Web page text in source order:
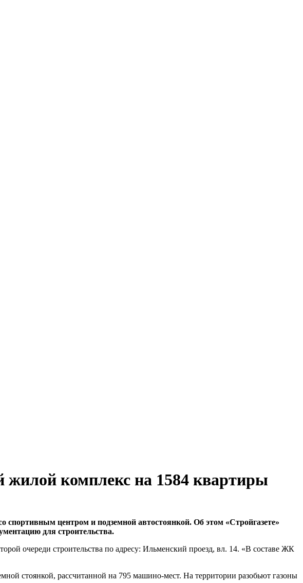
комплекс на 1584 квартиры
центром и подземной автостоянкой. Об этом «Стройгазете»
для строительства.
очереди строительства по адресу: Ильменский проезд, вл. 14. «В составе ЖК
стоянкой, рассчитанной на 795 машино-мест. На территории разобьют газоны